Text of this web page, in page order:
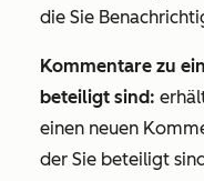
die Sie
Kommentare zu
beteiligt sind:
einen neuen
der Sie beteiligt